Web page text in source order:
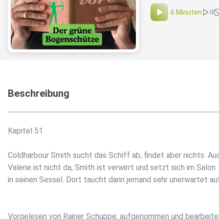
6 Minuten 0
Beschreibung
Kapitel 51
Coldharbour Smith sucht das Schiff ab, findet aber nichts.
Valerie ist nicht da, Smith ist verwirrt und setzt sich im Salon
in seinen Sessel. Dort taucht dann jemand sehr unerwartet
Vorgelesen von Rainer Schuppe; aufgenommen und